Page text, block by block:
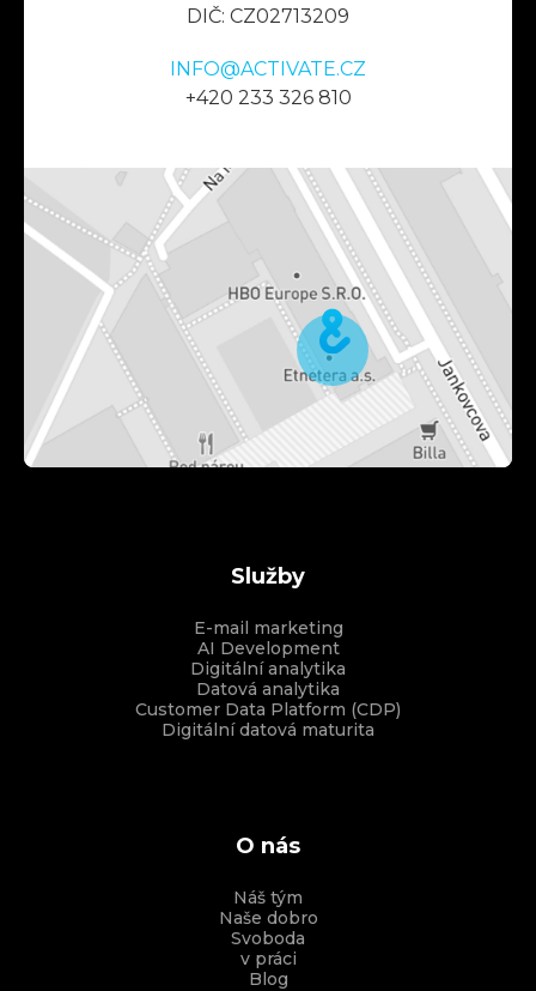
DIČ: CZ02713209
INFO@ACTIVATE.CZ
+420 233 326 810
Služby
E-mail marketing
AI Development
Digitální analytika
Datová analytika
Customer Data Platform (CDP)
Digitální datová maturita
O nás
Náš tým
Naše dobro
Svoboda
v práci
Blog